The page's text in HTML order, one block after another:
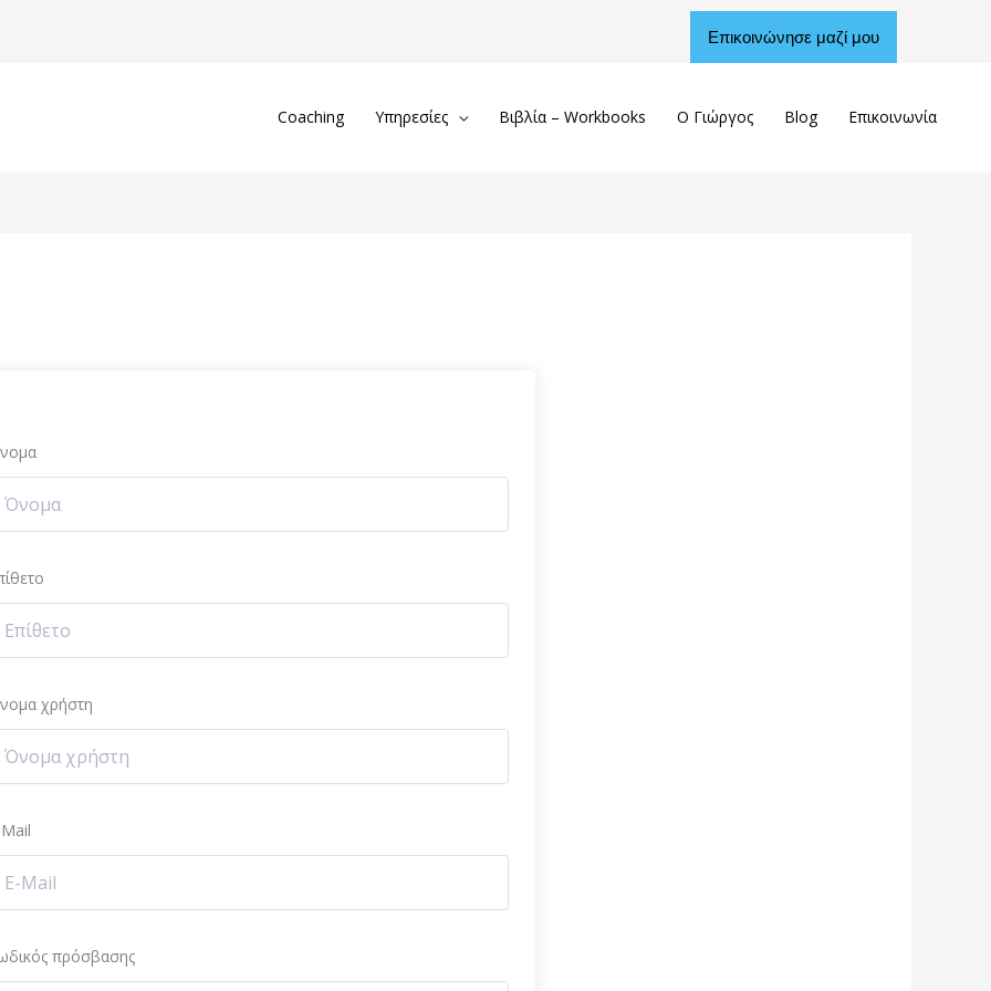
Επικοινώνησε μαζί μου
Coaching Υπηρεσίες Βιβλία – Workbooks Ο Γιώργος Blog Επικοινωνία
χρήστη
πρόσβασης